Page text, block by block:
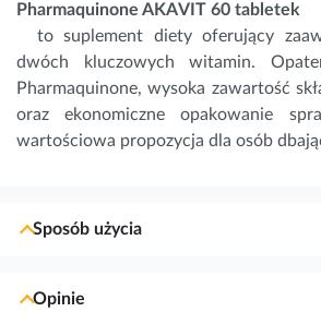
Pharmaquinone AKAVIT 60 tabletek
to suplement diety oferujący
dwóch kluczowych witamin.
Pharmaquinone, wysoka zawartość
oraz ekonomiczne opakowanie
wartościowa propozycja dla osób
Sposób użycia
Opinie